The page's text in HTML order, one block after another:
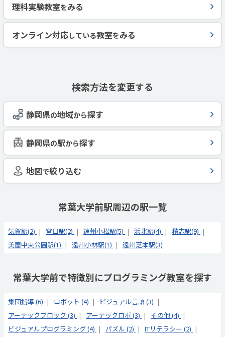
理科実験教室をみる
オンライン対応している教室をみる
検索方法を変更する
静岡県の地域から探す
静岡県の駅から探す
地図で絞り込む
常葉大学前駅周辺の駅一覧
気賀駅(2) 宮口駅(2) 遠州小松駅(5) 浜北駅(4)
積志駅(9)
美薗中央公園駅(1)
遠州小林駅(1) 遠州芝本駅(3)
常葉大学前で特徴別にプログラミング教室を探す
集団指導 (6) ロボット (4)
ビジュアル言語 (3)
アーテックブロック (3)
アーテックロボ (3)
その他 (4)
ビジュアルプログラミング (4)
パズル (2)
ITリテラシー (2)